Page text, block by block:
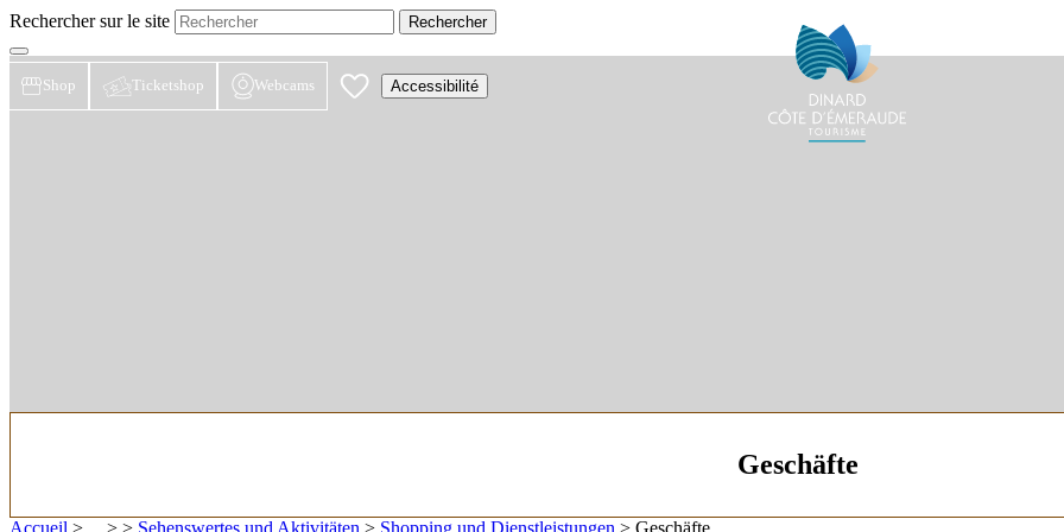
Rechercher sur le site
Shop Ticketshop Webcams Accessibilité
Geschäfte
Accueil > ... > > Sehenswertes und Aktivitäten > Shopping und Dienstleistungen > Geschäfte